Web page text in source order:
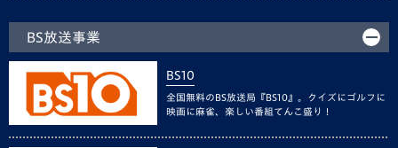
BS放送事業
BS10
全国無料のBS放送局『BS10』。クイズにゴルフに
映画に麻雀、楽しい番組てんこ盛り！